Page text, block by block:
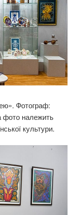
Фотограф:
фото належить
культури.